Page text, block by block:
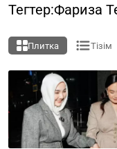
Тегтер:Фариза
Плитка Тізім